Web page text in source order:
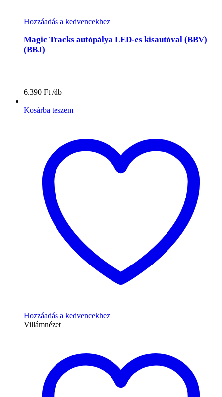
Hozzáadás a kedvencekhez
Magic Tracks autópálya LED-es kisautóval (BBV)
(BBJ)
6.390 Ft
Kosárba teszem
Hozzáadás a kedvencekhez
Villámnézet